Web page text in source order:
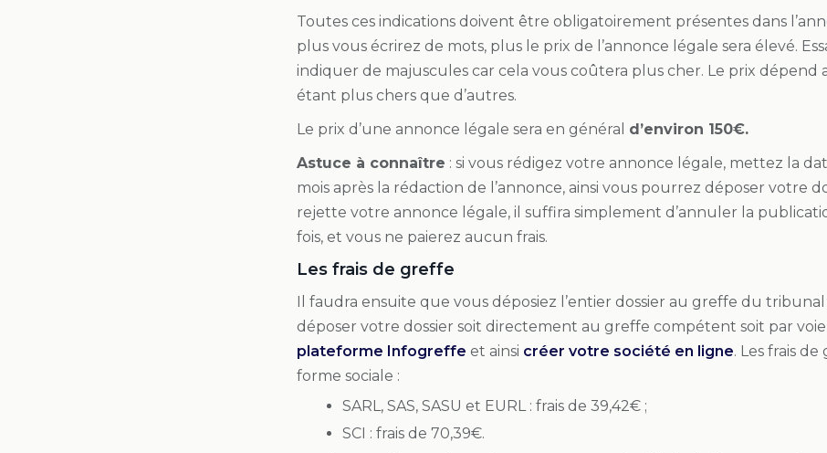
Toutes ces indications doivent être obligatoirement présentes dans
plus vous écrirez de mots, plus le prix de l’annonce légale sera élevé.
indiquer de majuscules car cela vous coûtera plus cher. Le prix dépend
étant plus chers que d’autres.
Le prix d’une annonce légale sera en général d’environ 150€.
Astuce à connaître : si vous rédigez votre annonce légale, mettez la
mois après la rédaction de l’annonce, ainsi vous pourrez déposer votre
rejette votre annonce légale, il suffira simplement d’annuler la
fois, et vous ne paierez aucun frais.
Les frais de greffe
Il faudra ensuite que vous déposiez l’entier dossier au greffe du
déposer votre dossier soit directement au greffe compétent soit par
plateforme Infogreffe et ainsi créer votre société en ligne. Les frais
forme sociale :
SARL, SAS, SASU et EURL : frais de 39,42€ ;
SCI : frais de 70,39€.